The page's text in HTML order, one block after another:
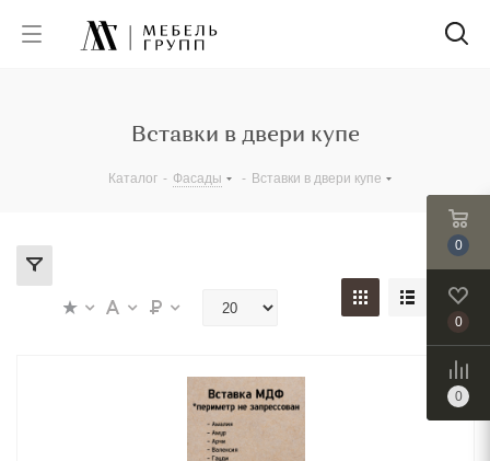
Вставки в двери купе
Каталог - Фасады - Вставки в двери купе
0
0
0